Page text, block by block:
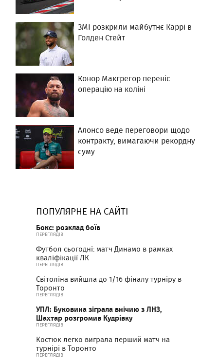
ЗМІ розкрили майбутнє Каррі в
Голден Стейт
Конор Макгрегор переніс
операцію на коліні
Алонсо веде переговори щодо
контракту, вимагаючи рекордну
суму
ПОПУЛЯРНЕ НА САЙТІ
Бокс: розклад боїв
ПЕРЕГЛЯДІВ
Футбол сьогодні: матч Динамо в рамках
кваліфікації ЛК
ПЕРЕГЛЯДІВ
Світоліна вийшла до 1/16 фіналу турніру в
Торонто
ПЕРЕГЛЯДІВ
УПЛ: Буковина зіграла внічию з ЛНЗ,
Шахтар розгромив Кудрівку
ПЕРЕГЛЯДІВ
Костюк легко виграла перший матч на
турнірі в Торонто
ПЕРЕГЛЯДІВ